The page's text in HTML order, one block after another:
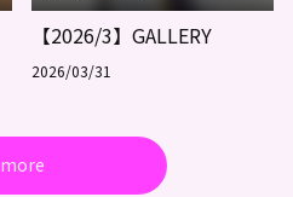
【2026/3】GALLERY
2026/03/31
more